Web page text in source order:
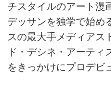
チスタイルのアート漫
デッサンを独学で始め
スの最大手メディアス
ド・デシネ・アーティ
をきっかけにプロデビ